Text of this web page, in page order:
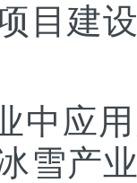
目建
中应
雪产